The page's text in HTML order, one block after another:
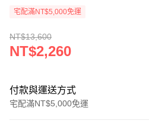
宅配滿NT$5,000免運
NT$13,600
NT$2,260
付款與運送方式
宅配滿NT$5,000免運